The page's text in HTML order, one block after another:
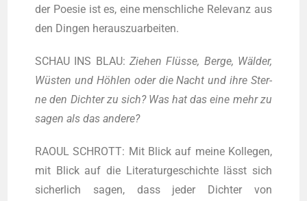
der Poe­sie ist es, eine mensch­li­che Rele­vanz aus
den Din­gen herauszuarbeiten.
SCHAU INS BLAU: Zie­hen Flüs­se, Ber­ge, Wäl­der,
Wüs­ten und Höh­len oder die Nacht und ihre Ster­
ne den Dich­ter zu sich? Was hat das eine mehr zu
sagen als das andere?
RAOUL SCHROTT: Mit Blick auf mei­ne Kol­le­gen,
mit Blick auf die Lite­ra­tur­ge­schich­te lässt sich
sicher­lich sagen, dass jeder Dich­ter von